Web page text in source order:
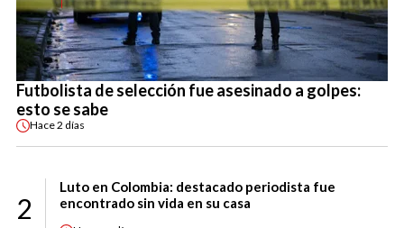
Futbolista de selección fue asesinado a golpes:
esto se sabe
Hace2 días
2
Luto en Colombia: destacado periodista fue
encontrado sin vida en su casa